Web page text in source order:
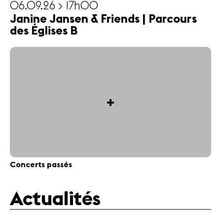
06.09.26 > 17h00
Janine Jansen & Friends | Parcours
des Églises B
+
Concerts passés
Actualités